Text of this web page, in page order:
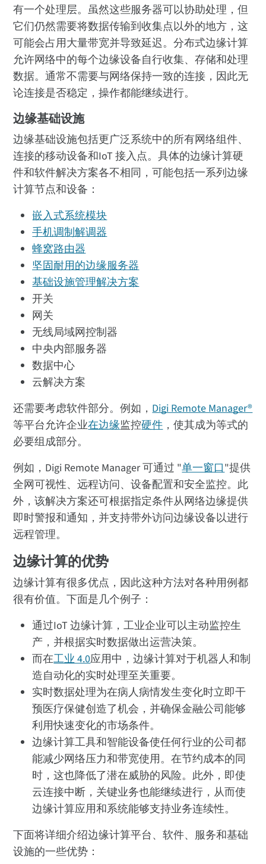
有一个处理层。虽然这些服务器可以协助处理，但
它们仍然需要将数据传输到收集点以外的地方，这
可能会占用大量带宽并导致延迟。分布式边缘计算
允许网络中的每个边缘设备自行收集、存储和处理
数据。通常不需要与网络保持一致的连接，因此无
论连接是否稳定，操作都能继续进行。
边缘基础设施
边缘基础设施包括更广泛系统中的所有网络组件、
连接的移动设备和IoT 接入点。具体的边缘计算硬
件和软件解决方案各不相同，可能包括一系列边缘
计算节点和设备：
嵌入式系统模块
手机调制解调器
蜂窝路由器
坚固耐用的边缘服务器
基础设施管理解决方案
开关
网关
无线局域网控制器
中央内部服务器
数据中心
云解决方案
还需要考虑软件部分。例如， Digi Remote Manager®
等平台允许企业在边缘监控硬件 ，使其成为等式的
必要组成部分。
例如，Digi Remote Manager 可通过 "单一窗口"提供
全网可视性、远程访问、设备配置和安全监控。此
外，该解决方案还可根据指定条件从网络边缘提供
即时警报和通知，并支持带外访问边缘设备以进行
远程管理。
边缘计算的优势
边缘计算有很多优点，因此这种方法对各种用例都
很有价值。下面是几个例子：
通过IoT 边缘计算，工业企业可以主动监控生
产，并根据实时数据做出运营决策。
而在工业 4.0应用中，边缘计算对于机器人和制
造自动化的实时处理至关重要。
实时数据处理为在病人病情发生变化时立即干
预医疗保健创造了机会，并确保金融公司能够
利用快速变化的市场条件。
边缘计算工具和智能设备使任何行业的公司都
能减少网络压力和带宽使用。在节约成本的同
时，这也降低了潜在威胁的风险。此外，即使
云连接中断，关键业务也能继续进行，从而使
边缘计算应用和系统能够支持业务连续性。
下面将详细介绍边缘计算平台、软件、服务和基础
设施的一些优势：